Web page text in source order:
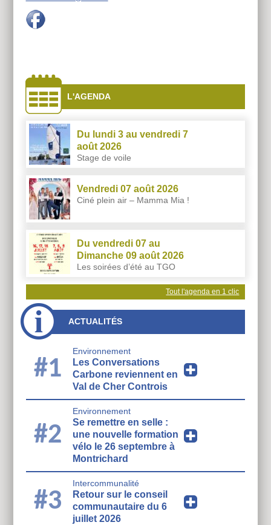
côtés
L'AGENDA
Du lundi 3 au vendredi 7
août 2026
Stage de voile
Vendredi 07 août 2026
Ciné plein air – Mamma Mia !
Du vendredi 07 au
Dimanche 09 août 2026
Les soirées d’été au TGO
Tout l'agenda en 1 clic
ACTUALITÉS
#1
Environnement
Les Conversations
Carbone reviennent en
Val de Cher Controis
#2
Environnement
Se remettre en selle :
une nouvelle formation
vélo le 26 septembre à
Montrichard
#3
Intercommunalité
Retour sur le conseil
communautaire du 6
juillet 2026